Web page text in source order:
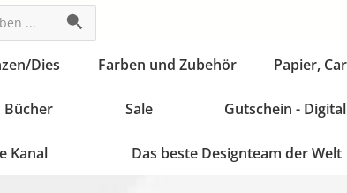
Dies Farben und Zubehör Papier,
Bücher Sale Gutschein - Digital
Kanal Das beste Designteam der Welt